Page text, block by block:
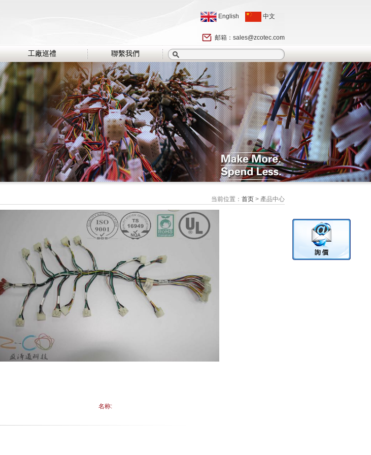
English 中文
邮箱： sales@zcotec.com
工廠巡禮 聯繫我們
当前位置： 首页 > 產品中心
名称: